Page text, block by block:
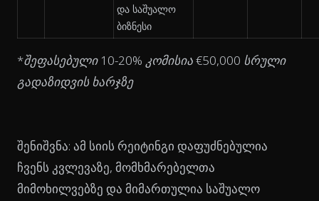
და საშუალო
ბიზნესი
*შეფასებული 10-20% კომისია €50,000 სრული
გადაზიდვის ხარჯზე
შენიშვნა: ამ სიის რეიტინგი დაფუძნებულია
ჩვენს კვლევაზე, მომხმარებელთა
მიმოხილვებზე და მიმართულია საშუალო